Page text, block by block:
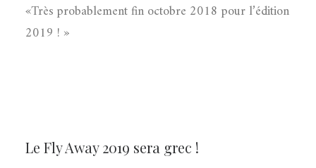
«Très probablement fin octobre 2018 pour l’édition
2019 ! »
Le Fly Away 2019 sera grec !